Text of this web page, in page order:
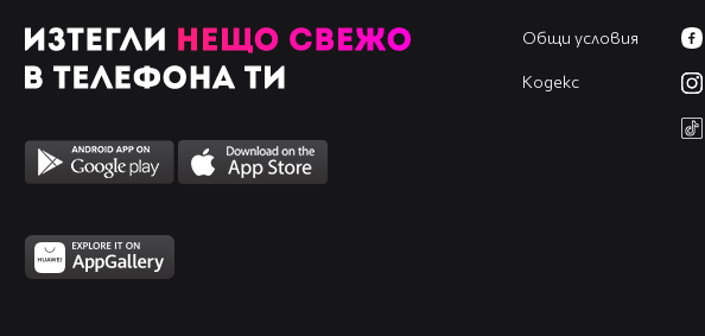
Общи условия
Кодекс